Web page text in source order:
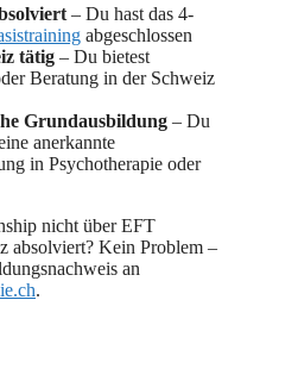
– Du hast das 4-
abgeschlossen
tätig – Du bietest
Beratung in der Schweiz
Grundausbildung – Du
anerkannte
in Psychotherapie oder
nicht über EFT
absolviert? Kein Problem –
an
.